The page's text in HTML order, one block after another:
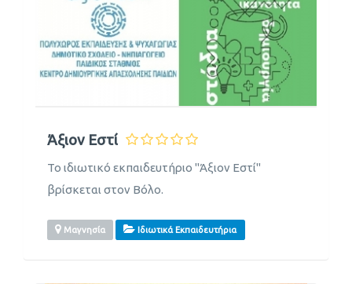
Άξιον Εστί
Το ιδιωτικό εκπαιδευτήριο "Άξιον Εστί"
βρίσκεται στον Βόλο.
Μαγνησία Ιδιωτικά Εκπαιδευτήρια